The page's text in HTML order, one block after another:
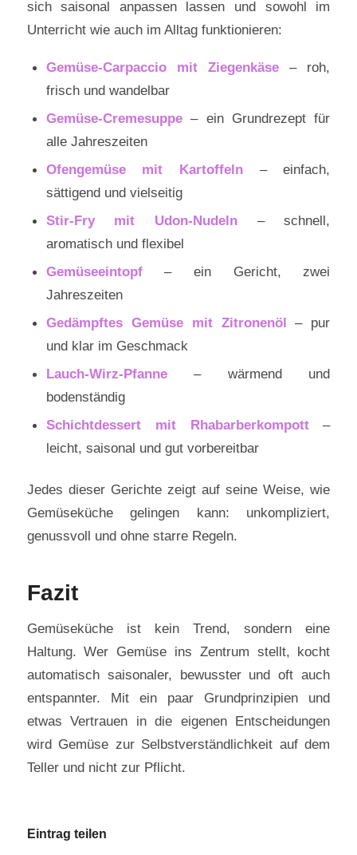
sich saisonal anpassen lassen und sowohl im
Unterricht wie auch im Alltag funktionieren:
Gemüse‑Carpaccio mit Ziegenkäse – roh,
frisch und wandelbar
Gemüse‑Cremesuppe– ein Grundrezept für
alle Jahreszeiten
Ofengemüse mit Kartoffeln – einfach,
sättigend und vielseitig
Stir‑Fry mit Udon‑Nudeln – schnell,
aromatisch und flexibel
Gemüseeintopf– ein Gericht, zwei
Jahreszeiten
Gedämpftes Gemüse mit Zitronenöl – pur
und klar im Geschmack
Lauch‑Wirz‑Pfanne– wärmend und
bodenständig
Schichtdessert mit Rhabarberkompott–
leicht, saisonal und gut vorbereitbar
Jedes dieser Gerichte zeigt auf seine Weise, wie
Gemüseküche gelingen kann: unkompliziert,
genussvoll und ohne starre Regeln.
Fazit
Gemüseküche ist kein Trend, sondern eine
Haltung. Wer Gemüse ins Zentrum stellt, kocht
automatisch saisonaler, bewusster und oft auch
entspannter. Mit ein paar Grundprinzipien und
etwas Vertrauen in die eigenen Entscheidungen
wird Gemüse zur Selbstverständlichkeit auf dem
Teller und nicht zur Pflicht.
Eintrag teilen